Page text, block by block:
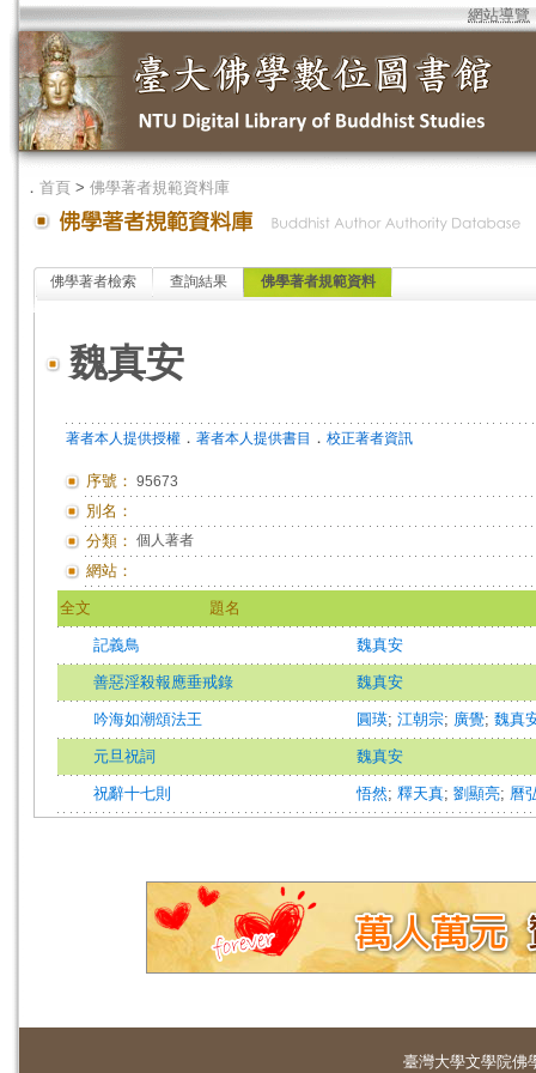
網站導覽
． 首頁 > 佛學著者規範資料庫
佛學著者檢索 查詢結果 佛學著者規範資料
魏真安
著者本人提供授權 ． 著者本人提供書目 ． 校正著者資訊
序號： 95673
別名：
分類： 個人著者
網站：
全文 題名
記義鳥 魏真安
善惡淫殺報應垂戒錄 魏真安
吟海如潮頌法王 圓瑛; 江朝宗; 廣覺; 魏真
元旦祝詞 魏真安
祝辭十七則 悟然; 釋天真; 劉顯亮; 曆
臺灣大學文學院佛